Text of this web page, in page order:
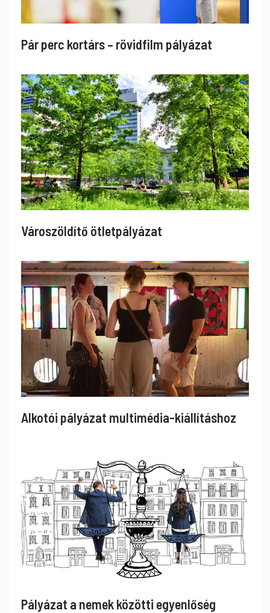
Pár perc kortárs – rövidfilm pályázat
Városzöldítő ötletpályázat
Alkotói pályázat multimédia-kiállításhoz
Pályázat a nemek közötti egyenlőség